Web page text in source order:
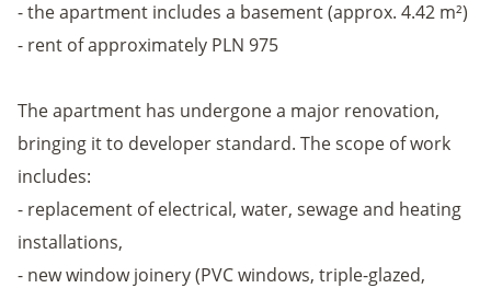
- the apartment includes a basement (approx. 4.42 m²)
- rent of approximately PLN 975
The apartment has undergone a major renovation,
bringing it to developer standard. The scope of work
includes:
- replacement of electrical, water, sewage and heating
installations,
- new window joinery (PVC windows, triple-glazed,